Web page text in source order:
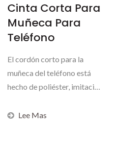
Cinta Corta Para
Muñeca Para
Teléfono
El cordón corto para la
muñeca del teléfono está
hecho de poliéster, imitación
Lee Mas